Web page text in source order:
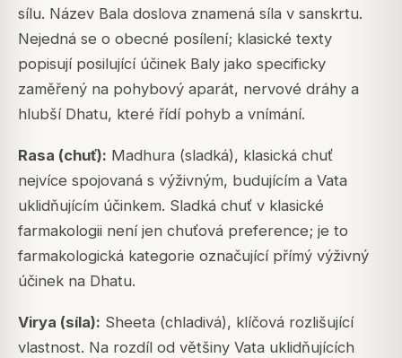
sílu. Název Bala doslova znamená síla v sanskrtu.
Nejedná se o obecné posílení; klasické texty
popisují posilující účinek Baly jako specificky
zaměřený na pohybový aparát, nervové dráhy a
hlubší Dhatu, které řídí pohyb a vnímání.
Rasa (chuť): Madhura (sladká), klasická chuť
nejvíce spojovaná s výživným, budujícím a Vata
uklidňujícím účinkem. Sladká chuť v klasické
farmakologii není jen chuťová preference; je to
farmakologická kategorie označující přímý výživný
účinek na Dhatu.
Virya (síla): Sheeta (chladivá), klíčová rozlišující
vlastnost. Na rozdíl od většiny Vata uklidňujících